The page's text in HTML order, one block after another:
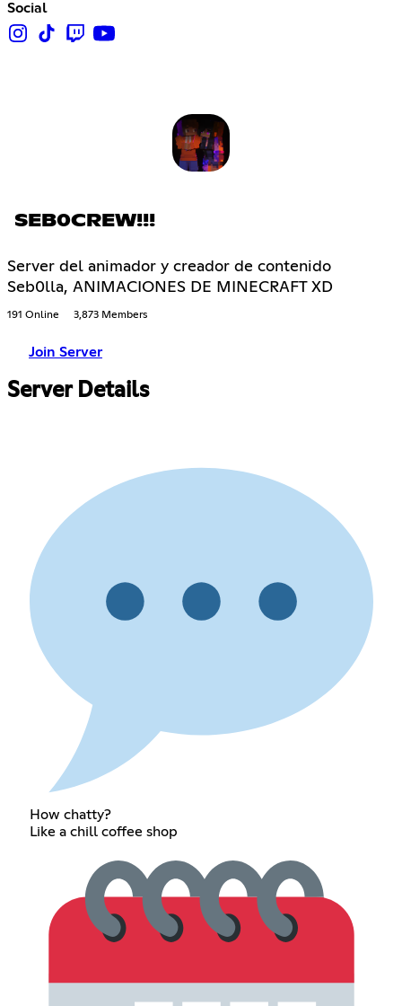
Social
SEB0CREW!!!
Server del animador y creador de contenido
Seb0lla, ANIMACIONES DE MINECRAFT XD
191 Online 3,873 Members
Join Server
Server Details
How chatty?
Like a chill coffee shop